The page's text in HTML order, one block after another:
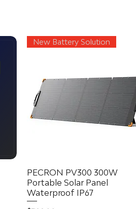
Vista rápida
New Battery Solution
PECRON PV300 300W
Portable Solar Panel
Waterproof IP67